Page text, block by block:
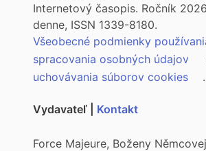
Internetový časopis. Ročník
denne, ISSN 1339-8180.
Všeobecné podmienky
spracovania osobných údajov
uchovávania súborov cookies
.
Vydavateľ | Kontakt
Force Majeure, Boženy